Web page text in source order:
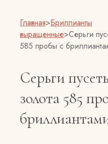
Главная>Бриллианты
выращенные>Серьги
585 пробы с
Серьги
золота 585